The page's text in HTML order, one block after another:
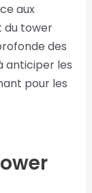
aux
du tower
des
anticiper les
pour les